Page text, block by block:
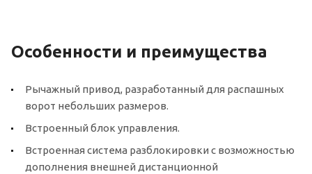
Особенности и преимущества
Рычажный привод, разработанный для распашных
ворот небольших размеров.
Встроенный блок управления.
Встроенная система разблокировки с возможностью
дополнения внешней дистанционной